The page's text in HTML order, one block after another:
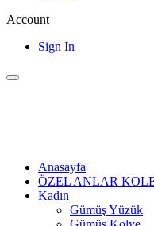
Account
Sign In
Anasayfa
ÖZEL ANLAR
Kadın
Gümüş Yüzük